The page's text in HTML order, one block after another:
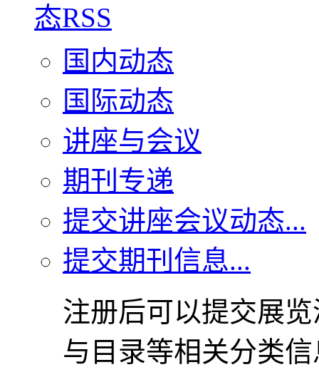
国内动态
国际动态
讲座与会议
期刊专递
提交讲座会议动态...
提交期刊信息...
注册后可以提交展
与目录等相关分类